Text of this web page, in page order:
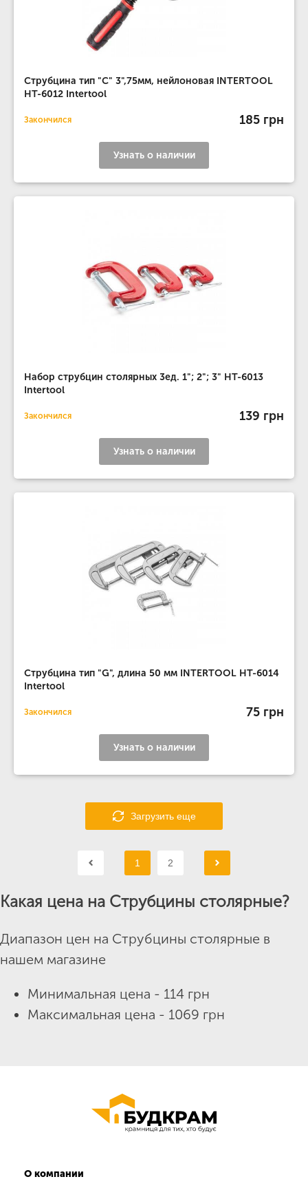
Струбцина тип "C" 3",75мм, нейлоновая INTERTOOL
HT-6012 Intertool
Закончился 185 грн
Узнать о наличии
Набор струбцин столярных 3ед. 1"; 2"; 3" HT-6013
Intertool
Закончился 139 грн
Узнать о наличии
Струбцина тип "G", длина 50 мм INTERTOOL HT-6014
Intertool
Закончился 75 грн
Узнать о наличии
Загрузить еще
1 2
Какая цена на Струбцины столярные?
Диапазон цен на Струбцины столярные в
нашем магазине
Минимальная цена - 114 грн
Максимальная цена - 1069 грн
О компании